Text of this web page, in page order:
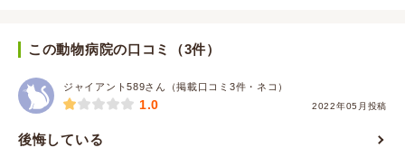
この動物病院の口コミ（3件）
ジャイアント589さん（掲載口コミ3件・ネコ）
2022年05月投稿
1.0
後悔している